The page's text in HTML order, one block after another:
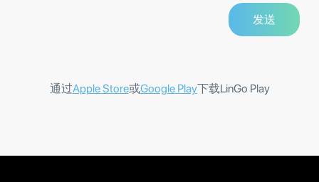
通过Apple Store或Google Play下载LinGo Play